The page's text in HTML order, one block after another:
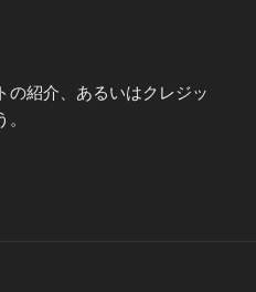
の紹介、あるいはクレジッ